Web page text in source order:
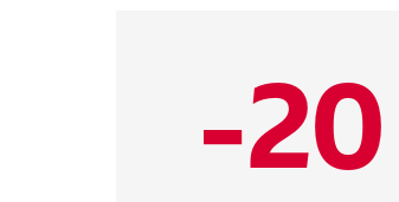
-20